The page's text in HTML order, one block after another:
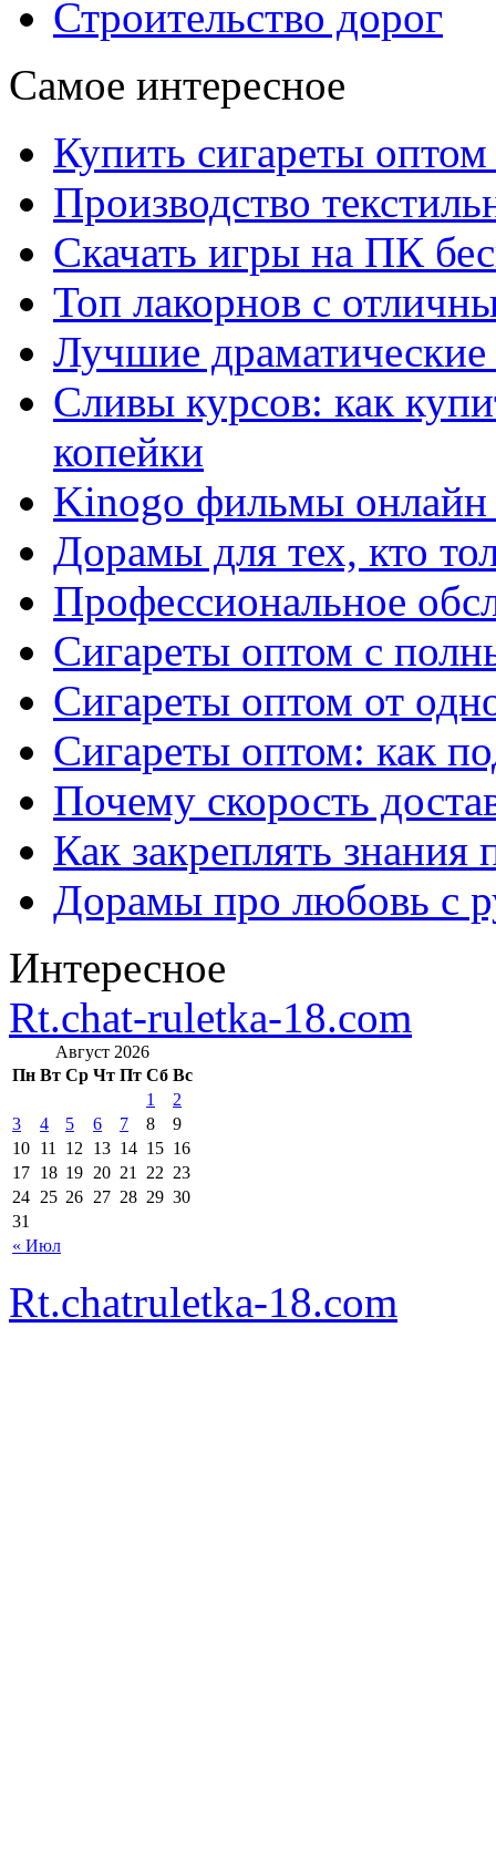
Строительство дорог
Самое интересное
Купить сигареты
Производство
Скачать игры на ПК
Топ лакорнов с
Лучшие
Сливы курсов: как
копейки
Kinogo фильмы онлайн
Дорамы для тех, кто
Профессиональное
Сигареты оптом с
Сигареты оптом от
Сигареты оптом: как
Почему скорость
Как закреплять знания
Дорамы про любовь с
Интересное
Rt.chat-ruletka-18.com
Август 2026
Пн Вт Ср Чт Пт Сб Вс
« Июл
1
2
3
4 5 6 7 8
9
10 11 12 13 14 15 16
17 18 19 20 21 22 23
24 25 26 27 28 29 30
31
Rt.chatruletka-18.com